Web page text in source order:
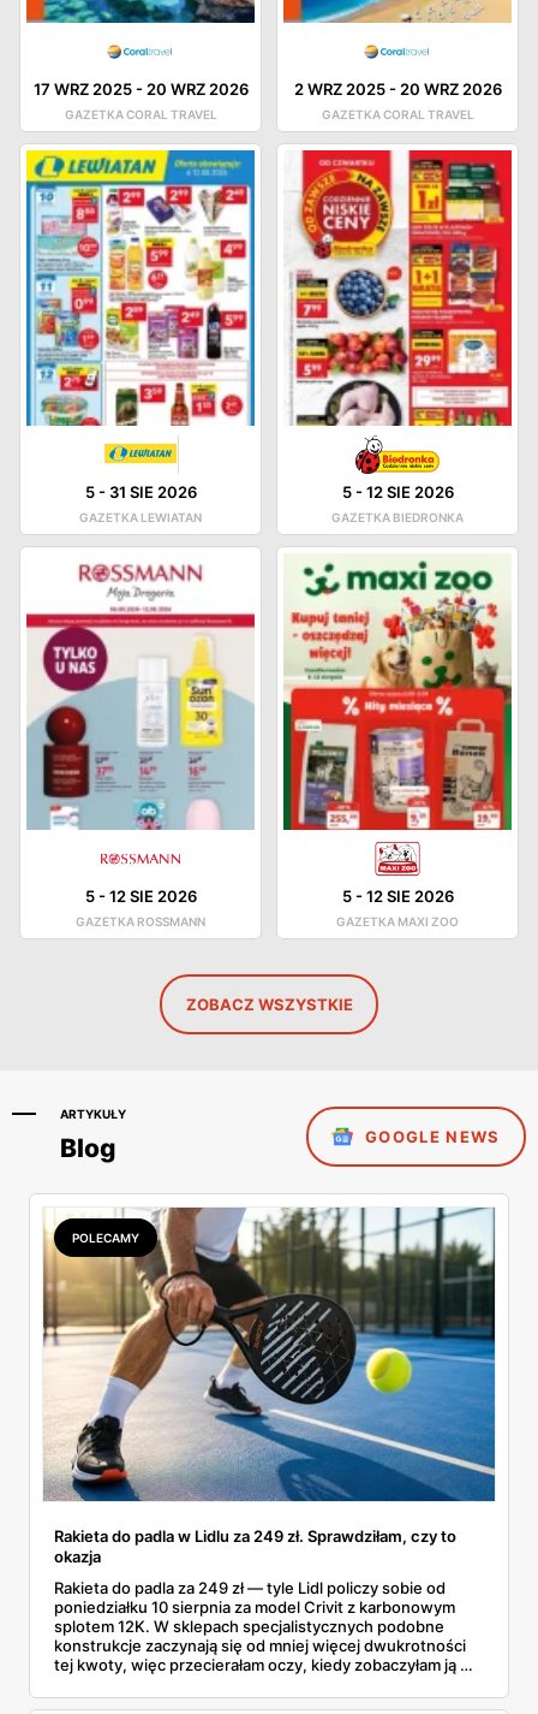
17 WRZ 2025- 20 WRZ 2026
GAZETKA CORAL TRAVEL
2 WRZ 2025- 20 WRZ 2026
GAZETKA CORAL TRAVEL
5- 31 SIE 2026
GAZETKA LEWIATAN
5-12 SIE 2026
GAZETKA BIEDRONKA
5-12 SIE 2026
GAZETKA ROSSMANN
5-12 SIE 2026
GAZETKA MAXI ZOO
ZOBACZ WSZYSTKIE
ARTYKUŁY
Blog GOOGLE NEWS
POLECAMY
Rakieta do padla w Lidlu za 249 zł. Sprawdziłam, czy to
okazja
Rakieta do padla za 249 zł — tyle Lidl policzy sobie od
poniedziałku 10 sierpnia za model Crivit z karbonowym
splotem 12K. W sklepach specjalistycznych podobne
konstrukcje zaczynają się od mniej więcej dwukrotności
tej kwoty, więc przecierałam oczy, kiedy zobaczyłam ją w
najszybciej rosnący sport w Polsce: kortów przybywa